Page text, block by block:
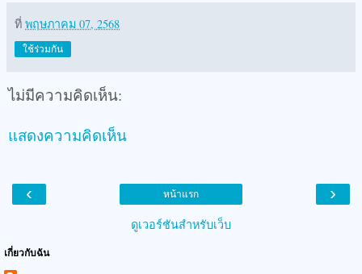
ที่ พฤษภาคม 07, 2568
ใช้ร่วมกัน
ไม่มีความคิดเห็น:
แสดงความคิดเห็น
‹ ›
หน้าแรก
ดูเวอร์ชันสำหรับเว็บ
เกี่ยวกับฉัน